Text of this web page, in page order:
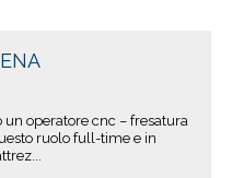
operatore cnc – fresatura
ruolo full-time e in